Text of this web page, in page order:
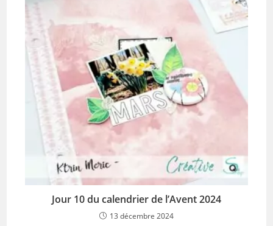
Jour 10 du calendrier de l’Avent 2024
13 décembre 2024